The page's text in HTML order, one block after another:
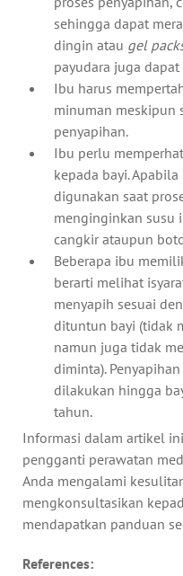
sehingga dapat
dingin atau gel
payudara juga
Ibu harus
minuman meskipun
penyapihan.
Ibu perlu
kepada bayi.
digunakan saat
menginginkan susu
cangkir ataupun
Beberapa ibu
berarti melihat
menyapih sesuai
dituntun bayi (tidak
namun juga tidak
diminta).
dilakukan hingga
tahun.
Informasi dalam artikel
pengganti perawatan
Anda mengalami
mengkonsultasikan
mendapatkan panduan
References: